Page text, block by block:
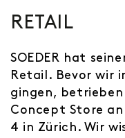
RETAIL
SOEDER hat
Retail. Bevor wir
gingen,
Concept Store
4 in Zürich. Wir